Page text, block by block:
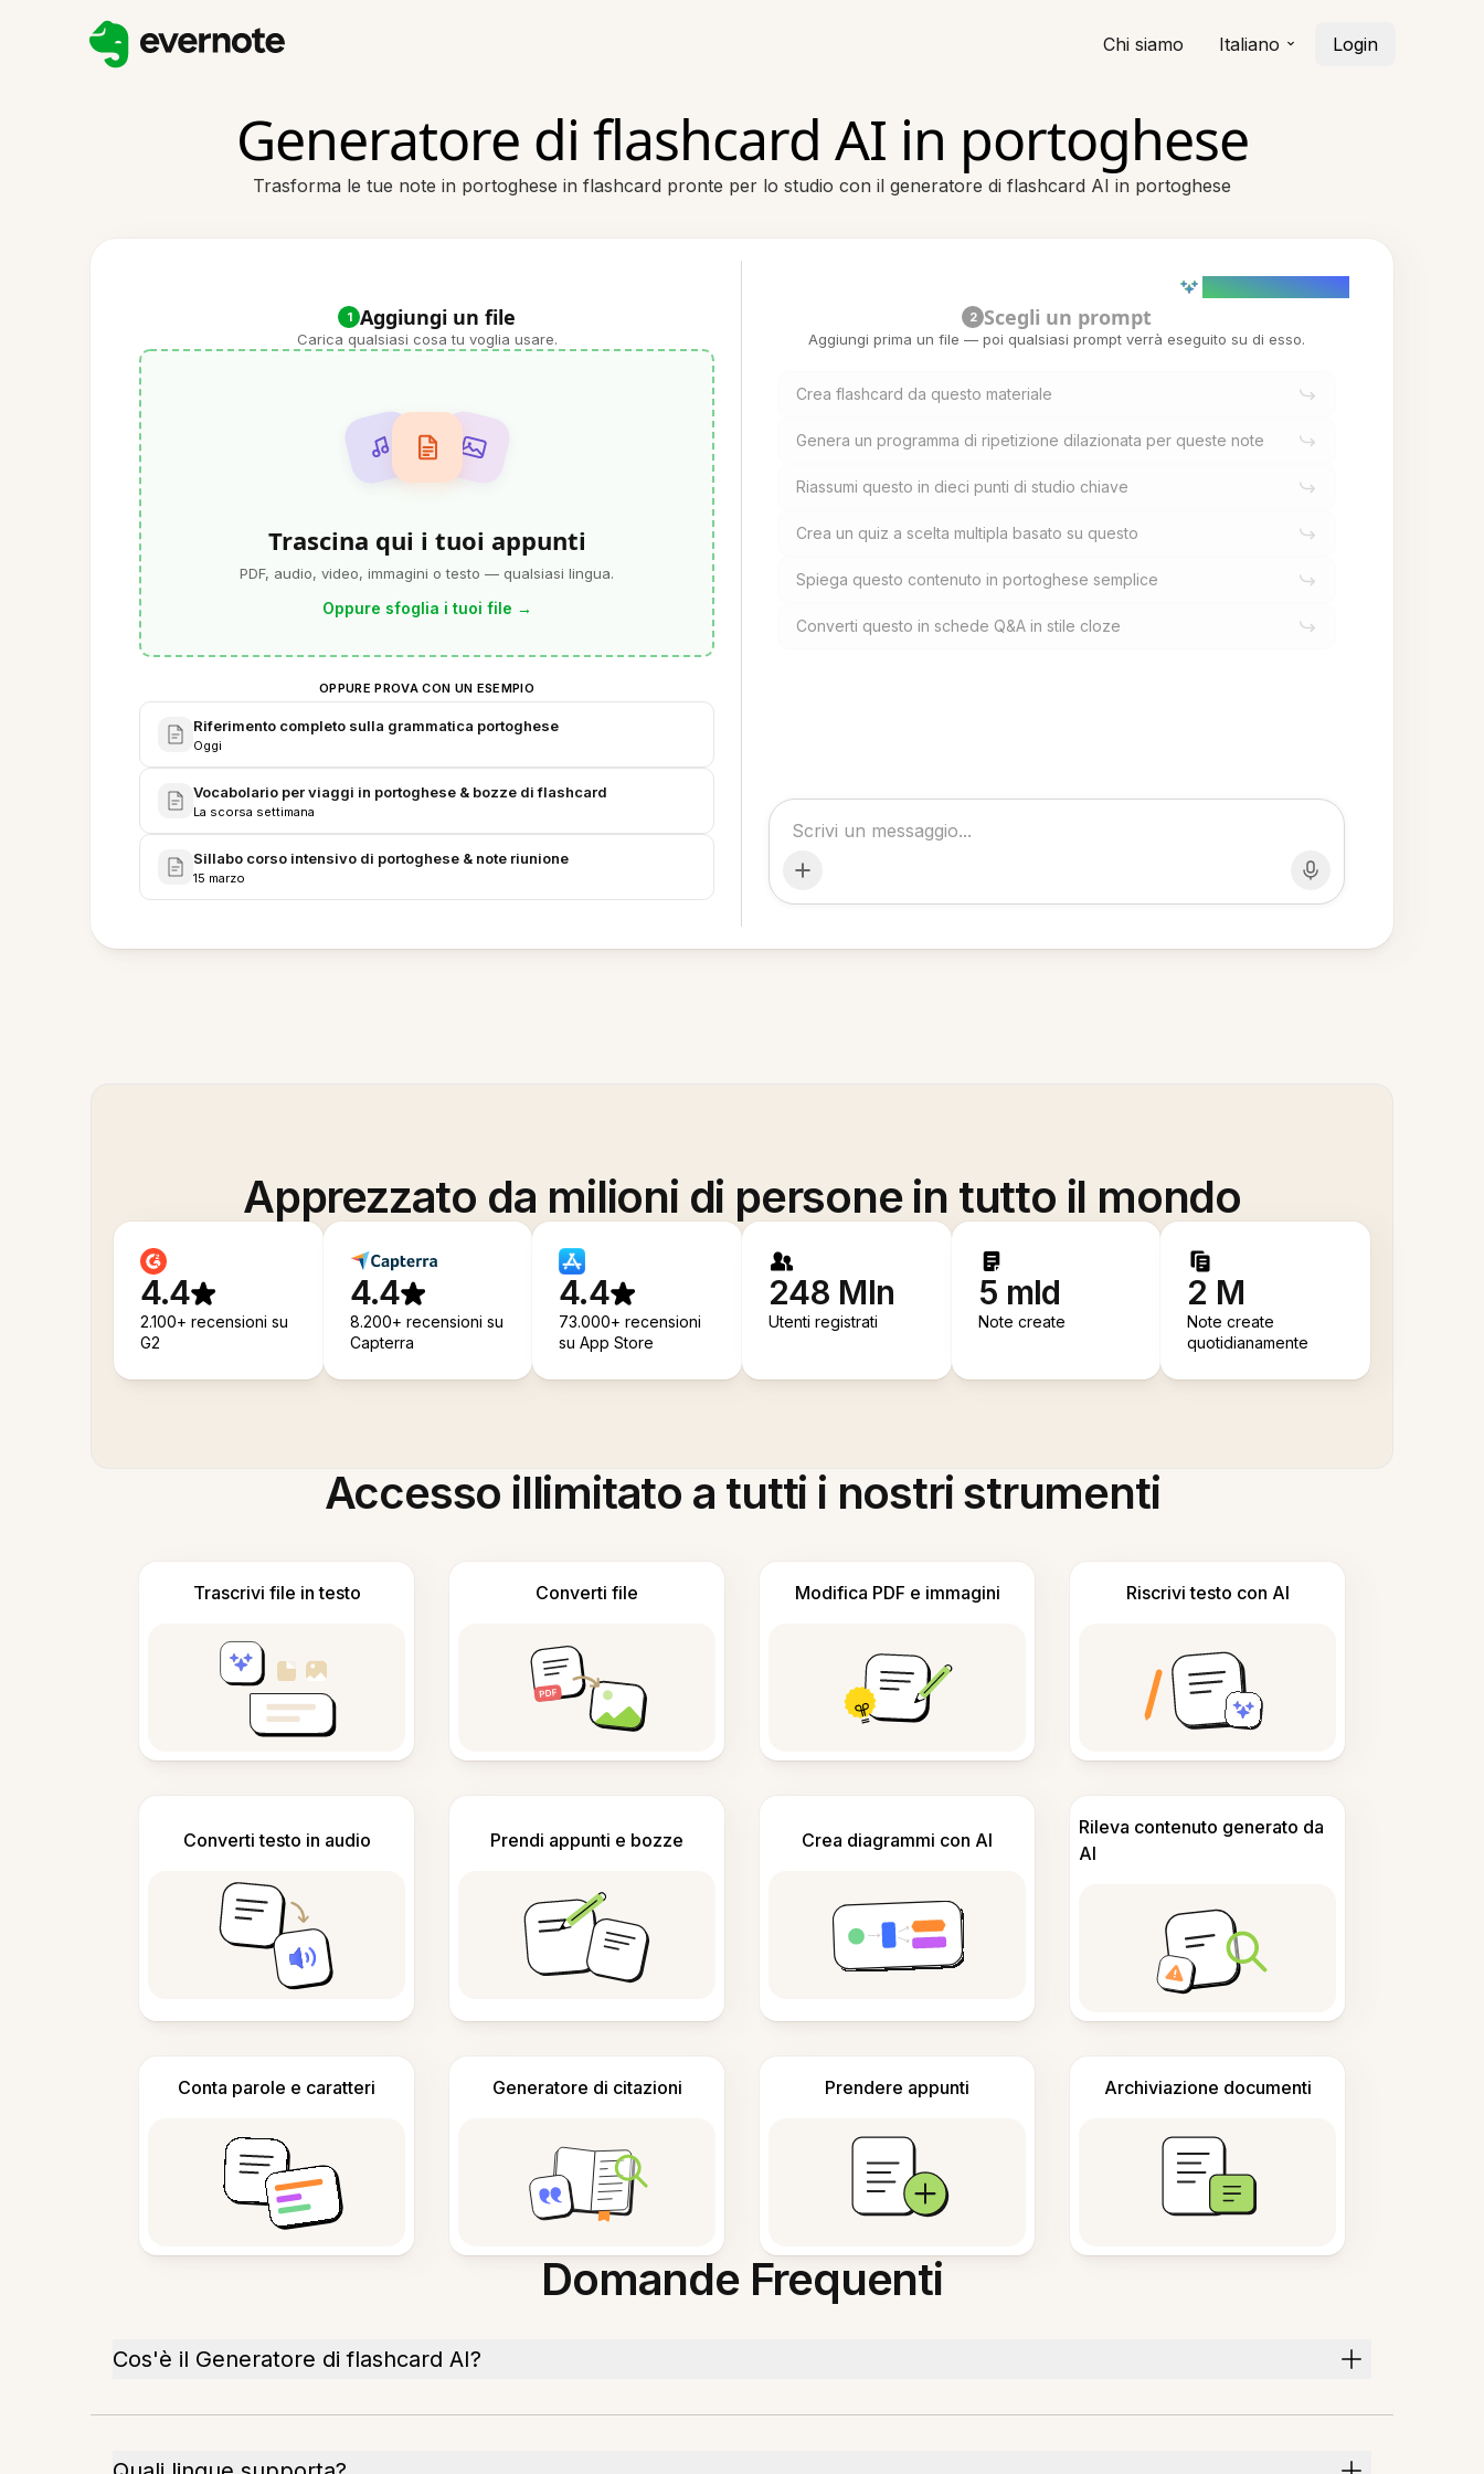
Chi siamo Italiano Login
Generatore di flashcard AI in portoghese
Trasforma le tue note in portoghese in flashcard pronte per lo studio con il generatore di flashcard AI in portoghese
1 Aggiungi un file
Carica qualsiasi cosa tu voglia usare.
Trascina qui i tuoi appunti
PDF, audio, video, immagini o testo — qualsiasi lingua.
Oppure sfoglia i tuoi file →
OPPURE PROVA CON UN ESEMPIO
Riferimento completo sulla grammatica portoghese
Oggi
Vocabolario per viaggi in portoghese & bozze di flashcard
La scorsa settimana
Sillabo corso intensivo di portoghese & note riunione
15 marzo
2 Scegli un prompt
Aggiungi prima un file — poi qualsiasi prompt verrà eseguito su di esso.
Crea flashcard da questo materiale
Genera un programma di ripetizione dilazionata per queste note
Riassumi questo in dieci punti di studio chiave
Crea un quiz a scelta multipla basato su questo
Spiega questo contenuto in portoghese semplice
Converti questo in schede Q&A in stile cloze
Apprezzato da milioni di persone in tutto il mondo
4.4
2.100+ recensioni su
G2
4.4
8.200+ recensioni su
Capterra
4.4
73.000+ recensioni
su App Store
248 Mln
Utenti registrati
5 mld
Note create
2 M
Note create
quotidianamente
Accesso illimitato a tutti i nostri strumenti
Trascrivi file in testo Converti file Modifica PDF e immagini Riscrivi testo con AI
Converti testo in audio Prendi appunti e bozze Crea diagrammi con AI
Rileva contenuto generato da
AI
Conta parole e caratteri Generatore di citazioni Prendere appunti Archiviazione documenti
Domande Frequenti
Cos'è il Generatore di flashcard AI?